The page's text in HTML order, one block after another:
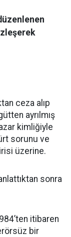
ceza alıp
ayrılmış
kimliğiyle
sorunu ve
üzerine.
sonra
itibaren
bir